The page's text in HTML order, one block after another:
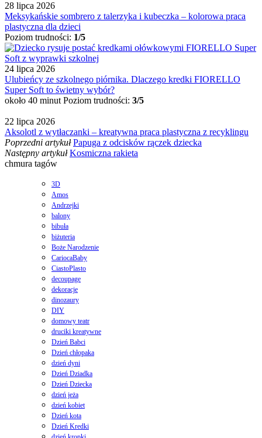
28 lipca 2026
Meksykańskie sombrero z talerzyka i kubeczka – kolorowa praca
plastyczna dla dzieci
Poziom trudności: 1/5
24 lipca 2026
Ulubieńcy ze szkolnego piórnika. Dlaczego kredki FIORELLO
Super Soft to świetny wybór?
około 40 minut Poziom trudności: 3/5
22 lipca 2026
Aksolotl z wytłaczanki – kreatywna praca plastyczna z recyklingu
Poprzedni artykuł Papuga z odcisków rączek dziecka
Następny artykuł Kosmiczna rakieta
chmura tagów
3D
Amos
Andrzejki
balony
bibuła
biżuteria
Boże Narodzenie
CariocaBaby
CiastoPlasto
decoupage
dekoracje
dinozaury
DIY
domowy teatr
druciki kreatywne
Dzień Babci
Dzień chłopaka
dzień dyni
Dzień Dziadka
Dzień Dziecka
dzień jeża
dzień kobiet
Dzień kota
Dzień Kredki